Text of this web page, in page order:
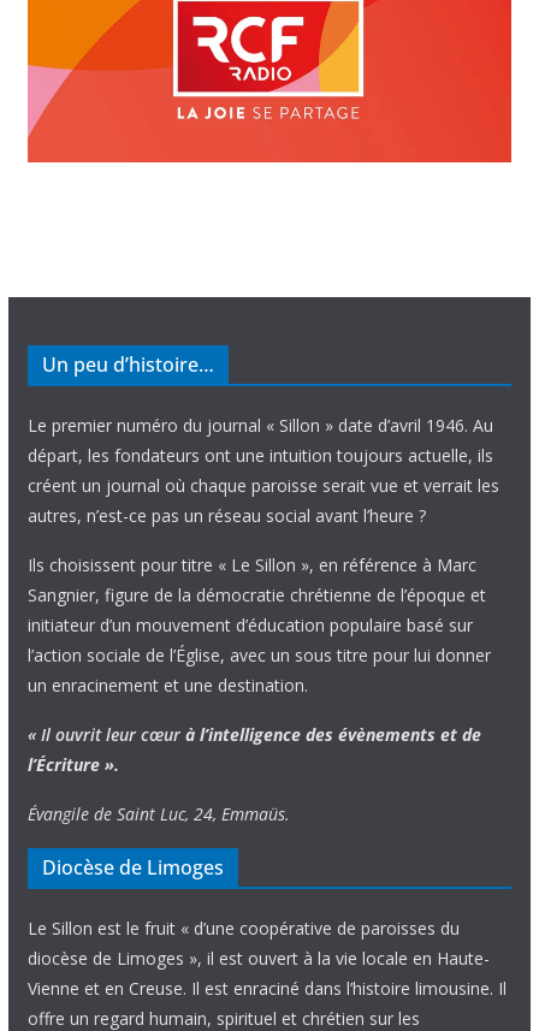
Un peu d’histoire…
Le premier numéro du journal « Sillon » date d’avril 1946. Au
départ, les fondateurs ont une intuition toujours actuelle, ils
créent un journal où chaque paroisse serait vue et verrait les
autres, n’est-ce pas un réseau social avant l’heure ?
Ils choisissent pour titre « Le Sillon », en référence à Marc
Sangnier, figure de la démocratie chrétienne de l’époque et
initiateur d’un mouvement d’éducation populaire basé sur
l’action sociale de l’Église, avec un sous titre pour lui donner
un enracinement et une destination.
« Il ouvrit leur cœur à l’intelligence des évènements et de
l’Écriture ».
Évangile de Saint Luc, 24, Emmaüs.
Diocèse de Limoges
Le Sillon est le fruit « d’une coopérative de paroisses du
diocèse de Limoges », il est ouvert à la vie locale en Haute-
Vienne et en Creuse. Il est enraciné dans l’histoire limousine. Il
offre un regard humain, spirituel et chrétien sur les